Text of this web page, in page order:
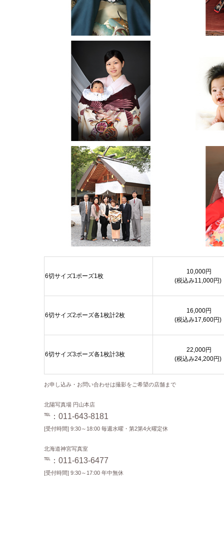
6切サイズ1ポーズ1枚
10,000円
(税込み11,000円)
6切サイズ2ポーズ各1枚計2枚
16,000円
(税込み17,600円)
6切サイズ3ポーズ各1枚計3枚
22,000円
(税込み24,200円)
お申し込み・お問い合わせは撮影をご希望の店舗まで
北陽写真場 円山本店
℡：011-643-8181
[受付時間] 9:30～18:00 毎週水曜・第2第4火曜定休
北海道神宮写真室
℡：011-613-6477
[受付時間] 9:30～17:00 年中無休